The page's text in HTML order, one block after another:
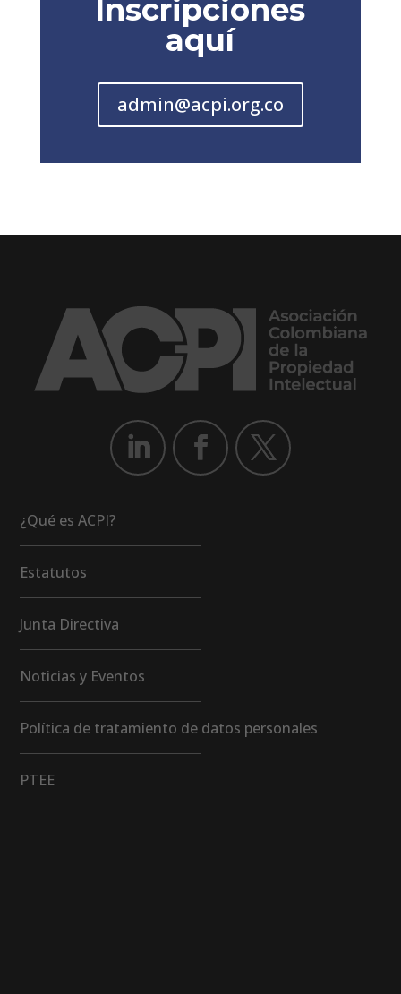
Inscripciones
aquí
admin@acpi.org.co
¿Qué es ACPI?
Estatutos
Junta Directiva
Noticias y Eventos
Política de tratamiento de datos personales
PTEE